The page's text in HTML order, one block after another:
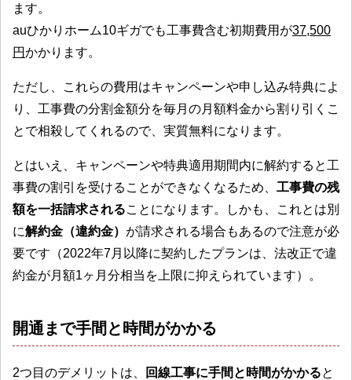
ます。
auひかりホーム10ギガでも工事費含む初期費用が37,500
円かかります。
ただし、これらの費用はキャンペーンや申し込み特典によ
り、工事費の分割金額分を毎月の月額料金から割り引くこ
とで相殺してくれるので、実質無料になります。
とはいえ、キャンペーンや特典適用期間内に解約すると工
事費の割引を受けることができなくなるため、 工事費の残
額を一括請求されることになります。しかも、これとは別
に解約金（違約金） が請求される場合もあるので注意が必
要です（2022年7月以降に契約したプランは、法改正で違
約金が月額1ヶ月分相当を上限に抑えられています）。
開通まで手間と時間がかかる
2つ目のデメリットは、 回線工事に手間と時間がかかると